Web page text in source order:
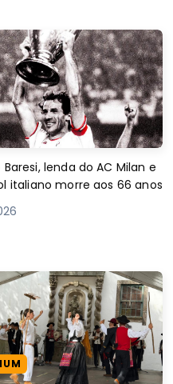
Baresi, lenda do AC Milan e
italiano morre aos 66 anos